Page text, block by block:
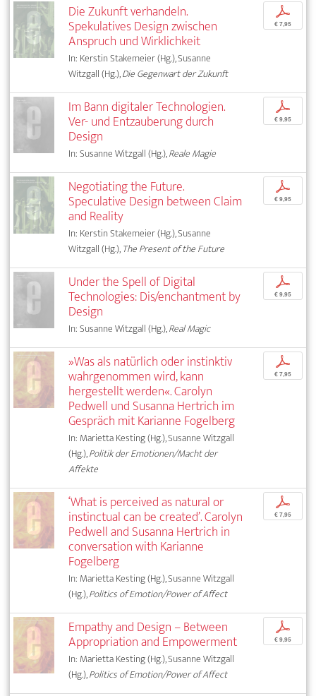
Die Zukunft verhandeln.
Spekulatives Design zwischen
Anspruch und Wirklichkeit
In: Kerstin Stakemeier (Hg.), Susanne
Witzgall (Hg.),Die Gegenwart der Zukunft
p
€ 7,95
Im Bann digitaler Technologien.
Ver- und Entzauberung durch
Design
In: Susanne Witzgall (Hg.),Reale Magie
p
€ 9,95
Negotiating the Future.
Speculative Design between Claim
and Reality
In: Kerstin Stakemeier (Hg.), Susanne
Witzgall (Hg.),The Present of the Future
p
€ 9,95
Under the Spell of Digital
Technologies: Dis/enchantment by
Design
In: Susanne Witzgall (Hg.),Real Magic
p
€ 9,95
»Was als natürlich oder instinktiv
wahrgenommen wird, kann
hergestellt werden«. Carolyn
Pedwell und Susanna Hertrich im
Gespräch mit Karianne Fogelberg
In: Marietta Kesting (Hg.), Susanne Witzgall
(Hg.),Politik der Emotionen/Macht der
Affekte
p
€ 7,95
‘What is perceived as natural or
instinctual can be created’. Carolyn
Pedwell and Susanna Hertrich in
conversation with Karianne
Fogelberg
In: Marietta Kesting (Hg.), Susanne Witzgall
(Hg.),Politics of Emotion/Power of Affect
p
€ 7,95
Empathy and Design – Between
Appropriation and Empowerment
In: Marietta Kesting (Hg.), Susanne Witzgall
(Hg.),Politics of Emotion/Power of Affect
p
€ 9,95